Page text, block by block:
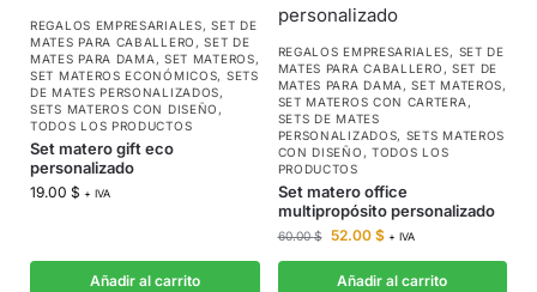
REGALOS EMPRESARIALES,SET DE
MATES PARA CABALLERO ,SET DE
MATES PARA DAMA , SET MATEROS,
SET MATEROS ECONÓMICOS, SETS
DE MATES PERSONALIZADOS,
SETS MATEROS CON DISEÑO ,
TODOS LOS PRODUCTOS
Set matero gift eco
personalizado
19.00 $ + IVA
Añadir al carrito
REGALOS EMPRESARIALES, SET DE
MATES PARA CABALLERO , SET DE
MATES PARA DAMA ,SET MATEROS,
SET MATEROS CON CARTERA ,
SETS DE MATES
PERSONALIZADOS, SETS MATEROS
CON DISEÑO , TODOS LOS
PRODUCTOS
Set matero office
multipropósito personalizado
60.00$ 52.00 $ + IVA
Añadir al carrito